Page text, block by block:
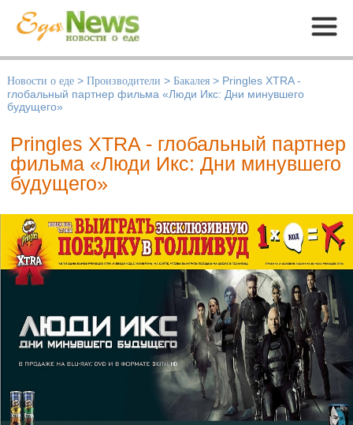
Меню
Новости о еде > Производители > Бакалея > Pringles XTRA -
глобальный партнер фильма «Люди Икс: Дни минувшего
будущего»
Pringles XTRA - глобальный партнер
фильма «Люди Икс: Дни минувшего
будущего»